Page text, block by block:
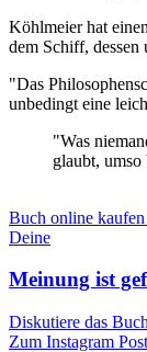
Köhlmeier hat
dem Schiff,
"Das
unbedingt eine
"Was
glaubt, umso
Buch online
Deine
Meinung ist
Diskutiere das
Zum Instagram Post